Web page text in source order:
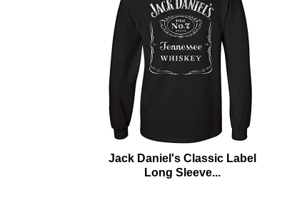
Jack Daniel's Classic Label
Long Sleeve...